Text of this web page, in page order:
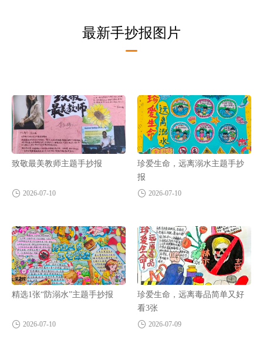
最新手抄报图片
致敬最美教师主题手抄报
2026-07-10
珍爱生命，远离溺水主题手抄
报
2026-07-10
精选1张“防溺水”主题手抄报
2026-07-10
珍爱生命，远离毒品简单又好
看3张
2026-07-09